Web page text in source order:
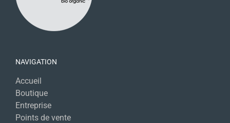
NAVIGATION
Accueil
Boutique
Entreprise
Points de vente